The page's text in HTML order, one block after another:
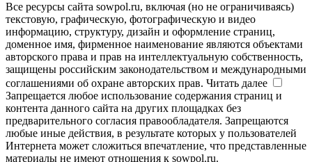
Все ресурсы сайта sowpol.ru, включая (но не ограничиваясь)
текстовую, графическую, фотографическую и видео
информацию, структуру, дизайн и оформление страниц,
доменное имя, фирменное наименование являются объектами
авторского права и прав на интеллектуальную собственность,
защищены российским законодательством и международными
соглашениями об охране авторских прав. Читать далее
Запрещается любое использование содержания страниц и
контента данного сайта на других площадках без
предварительного согласия правообладателя. Запрещаются
любые иные действия, в результате которых у пользователей
Интернета может сложиться впечатление, что представленные
материалы не имеют отношения к sowpol.ru.